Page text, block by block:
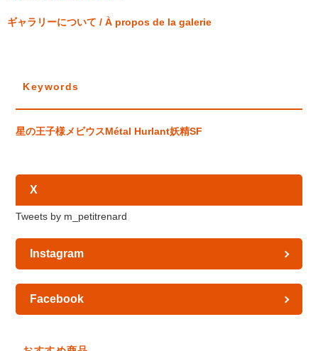
ギャラリーについて / À propos de la galerie
Keywords
星の王子様メビウスMétal Hurlant妖精SF
X
Tweets by m_petitrenard
Instagram
Facebook